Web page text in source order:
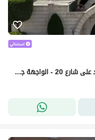
فيلا مساحة 750 بحالة ممتازة في حي الرائد على شارع 20 - الواجهة جنوبية